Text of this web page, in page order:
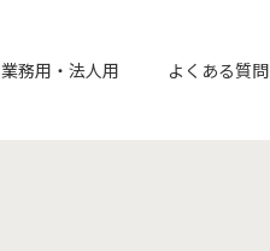
業務用・法人用 よくある質問